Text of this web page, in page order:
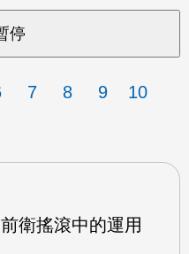
7 8 9
10
衛搖滾中的運用